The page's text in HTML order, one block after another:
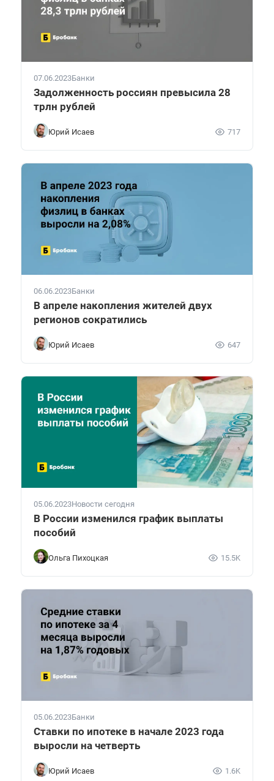
07.06.2023Банки
Задолженность россиян превысила 28
трлн рублей
Юрий Исаев 717
06.06.2023Банки
В апреле накопления жителей двух
регионов сократились
Юрий Исаев 647
05.06.2023Новости сегодня
В России изменился график выплаты
пособий
Ольга Пихоцкая 15.5K
05.06.2023Банки
Ставки по ипотеке в начале 2023 года
выросли на четверть
Юрий Исаев 1.6K